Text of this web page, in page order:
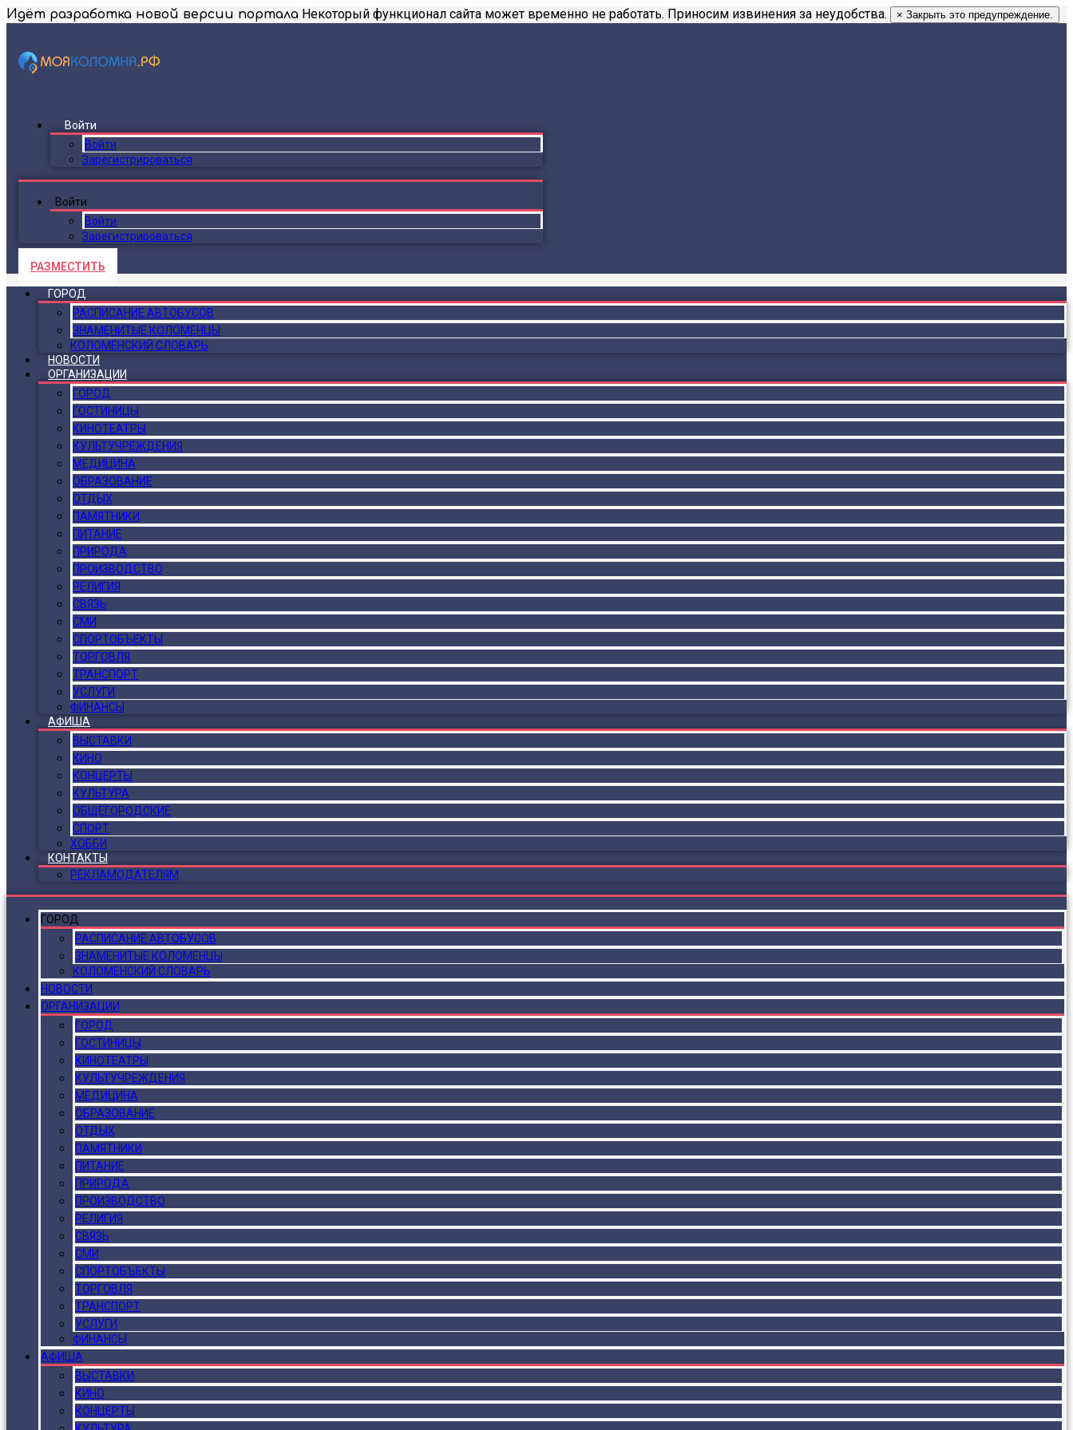
Идёт разработка новой версии портала Некоторый функционал сайта может временно не работать. Приносим извинения за неудобства. × Закрыть это предупреждение.
Войти
Войти
Зарегистрироваться
Войти
Войти
Зарегистрироваться
РАЗМЕСТИТЬ
ГОРОД
РАСПИСАНИЕ АВТОБУСОВ
ЗНАМЕНИТЫЕ КОЛОМЕНЦЫ
КОЛОМЕНСКИЙ СЛОВАРЬ
НОВОСТИ
ОРГАНИЗАЦИИ
ГОРОД
ГОСТИНИЦЫ
КИНОТЕАТРЫ
КУЛЬТУЧРЕЖДЕНИЯ
МЕДИЦИНА
ОБРАЗОВАНИЕ
ОТДЫХ
ПАМЯТНИКИ
ПИТАНИЕ
ПРИРОДА
ПРОИЗВОДСТВО
РЕЛИГИЯ
СВЯЗЬ
СМИ
СПОРТОБЪЕКТЫ
ТОРГОВЛЯ
ТРАНСПОРТ
УСЛУГИ
ФИНАНСЫ
АФИША
ВЫСТАВКИ
КИНО
КОНЦЕРТЫ
КУЛЬТУРА
ОБЩЕГОРОДСКИЕ
СПОРТ
ХОББИ
КОНТАКТЫ
РЕКЛАМОДАТЕЛЯМ
ГОРОД
РАСПИСАНИЕ АВТОБУСОВ
ЗНАМЕНИТЫЕ КОЛОМЕНЦЫ
КОЛОМЕНСКИЙ СЛОВАРЬ
НОВОСТИ
ОРГАНИЗАЦИИ
ГОРОД
ГОСТИНИЦЫ
КИНОТЕАТРЫ
КУЛЬТУЧРЕЖДЕНИЯ
МЕДИЦИНА
ОБРАЗОВАНИЕ
ОТДЫХ
ПАМЯТНИКИ
ПИТАНИЕ
ПРИРОДА
ПРОИЗВОДСТВО
РЕЛИГИЯ
СВЯЗЬ
СМИ
СПОРТОБЪЕКТЫ
ТОРГОВЛЯ
ТРАНСПОРТ
УСЛУГИ
ФИНАНСЫ
АФИША
ВЫСТАВКИ
КИНО
КОНЦЕРТЫ